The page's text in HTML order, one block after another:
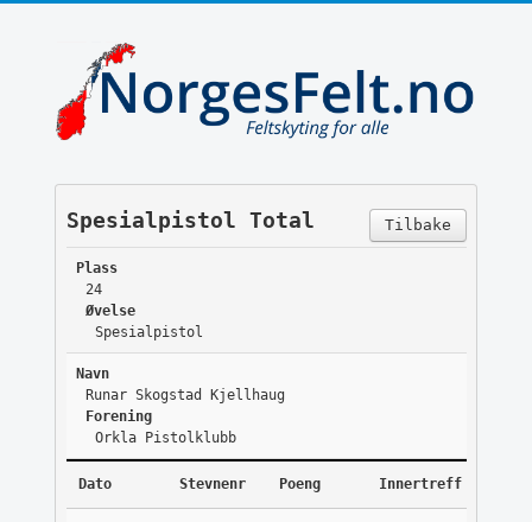
Tilbake
Spesialpistol Total
Plass
24
Øvelse
Spesialpistol
Navn
Runar Skogstad Kjellhaug
Forening
Orkla Pistolklubb
Dato Stevnenr Poeng Innertreff